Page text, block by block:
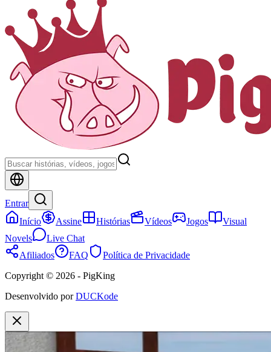
Entrar
Início
Assine Histórias Vídeos Jogos
Visual
Novels
Live Chat
Afiliados
FAQ
Política de Privacidade
Copyright © 2026 - PigKing
Desenvolvido por DUCKode